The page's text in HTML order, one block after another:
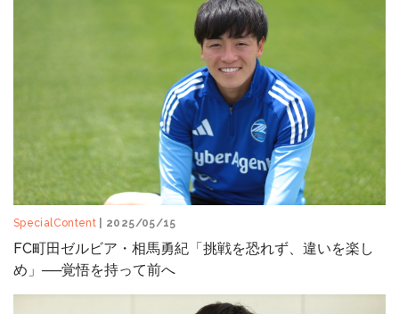
SpecialContent | 2025/05/15
FC町田ゼルビア・相馬勇紀「挑戦を恐れず、違いを楽し
め」──覚悟を持って前へ